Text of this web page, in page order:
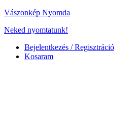
Vászonkép Nyomda
Neked nyomtatunk!
Bejelentkezés / Regisztráció
Kosaram